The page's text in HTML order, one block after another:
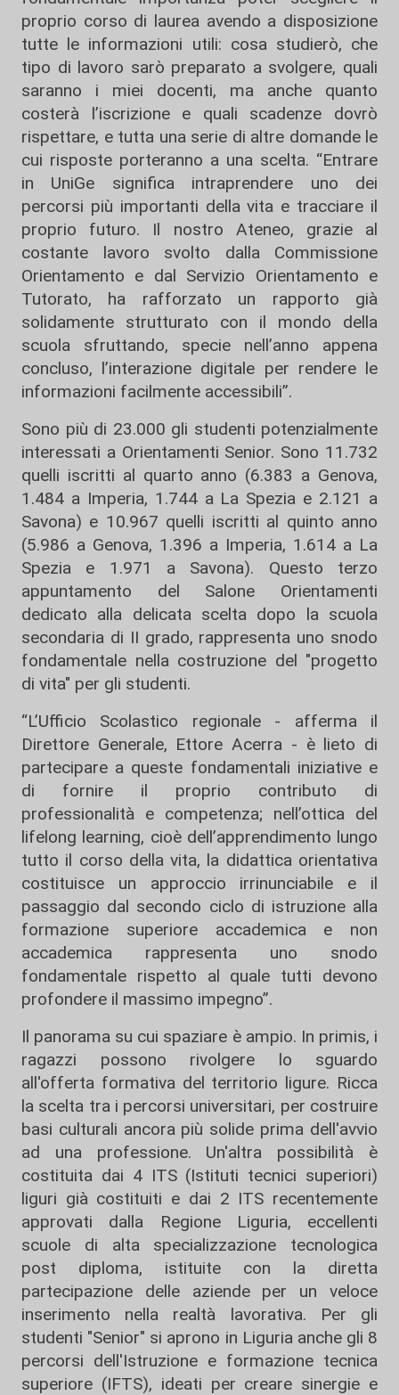
proprio corso di laurea avendo a disposizione
tutte le informazioni utili: cosa studierò, che
tipo di lavoro sarò preparato a svolgere, quali
saranno i miei docenti, ma anche quanto
costerà l’iscrizione e quali scadenze dovrò
rispettare, e tutta una serie di altre domande le
cui risposte porteranno a una scelta. “Entrare
in UniGe significa intraprendere uno dei
percorsi più importanti della vita e tracciare il
proprio futuro. Il nostro Ateneo, grazie al
costante lavoro svolto dalla Commissione
Orientamento e dal Servizio Orientamento e
Tutorato, ha rafforzato un rapporto già
solidamente strutturato con il mondo della
scuola sfruttando, specie nell’anno appena
concluso, l’interazione digitale per rendere le
informazioni facilmente accessibili”.
Sono più di 23.000 gli studenti potenzialmente
interessati a Orientamenti Senior. Sono 11.732
quelli iscritti al quarto anno (6.383 a Genova,
1.484 a Imperia, 1.744 a La Spezia e 2.121 a
Savona) e 10.967 quelli iscritti al quinto anno
(5.986 a Genova, 1.396 a Imperia, 1.614 a La
Spezia e 1.971 a Savona). Questo terzo
appuntamento del Salone Orientamenti
dedicato alla delicata scelta dopo la scuola
secondaria di II grado, rappresenta uno snodo
fondamentale nella costruzione del "progetto
di vita" per gli studenti.
“L’Ufficio Scolastico regionale - afferma il
Direttore Generale, Ettore Acerra - è lieto di
partecipare a queste fondamentali iniziative e
di fornire il proprio contributo di
professionalità e competenza; nell’ottica del
lifelong learning, cioè dell’apprendimento lungo
tutto il corso della vita, la didattica orientativa
costituisce un approccio irrinunciabile e il
passaggio dal secondo ciclo di istruzione alla
formazione superiore accademica e non
accademica rappresenta uno snodo
fondamentale rispetto al quale tutti devono
profondere il massimo impegno”.
Il panorama su cui spaziare è ampio. In primis, i
ragazzi possono rivolgere lo sguardo
all'offerta formativa del territorio ligure. Ricca
la scelta tra i percorsi universitari, per costruire
basi culturali ancora più solide prima dell'avvio
ad una professione. Un'altra possibilità è
costituita dai 4 ITS (Istituti tecnici superiori)
liguri già costituiti e dai 2 ITS recentemente
approvati dalla Regione Liguria, eccellenti
scuole di alta specializzazione tecnologica
post diploma, istituite con la diretta
partecipazione delle aziende per un veloce
inserimento nella realtà lavorativa. Per gli
studenti "Senior" si aprono in Liguria anche gli 8
percorsi dell'Istruzione e formazione tecnica
superiore (IFTS), ideati per creare sinergie e